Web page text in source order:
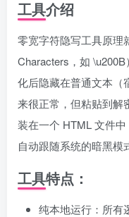
工具介绍
零宽字符隐写工具原理
Characters，如
化后隐藏在普通文本（
来很正常，但粘贴到解
装在一个 HTML 文件
自动跟随系统的暗黑模
工具特点：
纯本地运行：所有